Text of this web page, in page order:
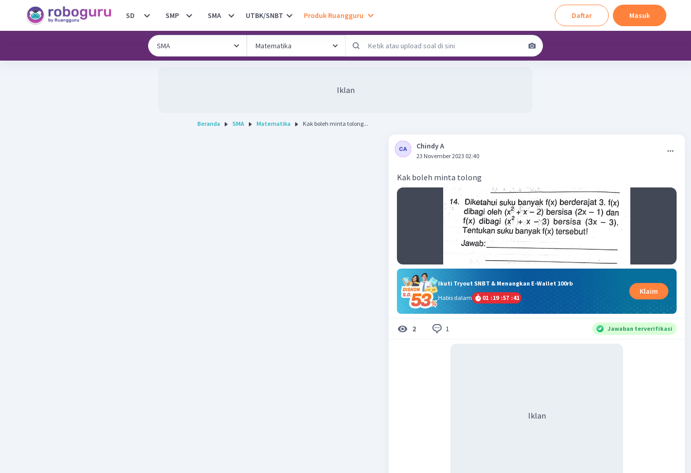
SD SMP SMA UTBK/SNBT Produk Ruangguru Daftar Masuk
Iklan
Beranda SMA Matematika Kak boleh minta tolong...
Chindy A
23 November 2023 02:40
Kak boleh minta tolong
Ikuti Tryout SNBT & Menangkan E-Wallet 100rb
Habis dalam
01 :19 :57 :41
Klaim
2 1 Jawaban terverifikasi
Iklan